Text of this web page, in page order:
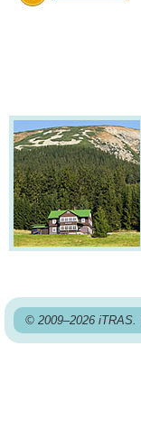
© 2009–2026 iTRAS.